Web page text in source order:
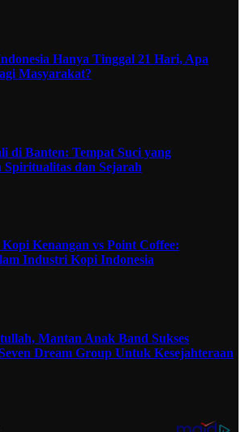
Hanya Tinggal 21 Hari, Apa
Masyarakat?
di Banten: Tempat Suci yang
Spiritualitas dan Sejarah
Kenangan vs Point Coffee:
Industri Kopi Indonesia
Mantan Anak Band Sukses
Dream Group Untuk Kesejahteraan